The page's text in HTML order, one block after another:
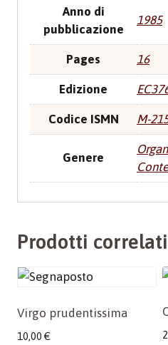
Anno di
pubblicazione
1985
Pages 16
Edizione
Codice ISMN M-
Genere
Prodotti correlati
Virgo prudentissima
10,00 €